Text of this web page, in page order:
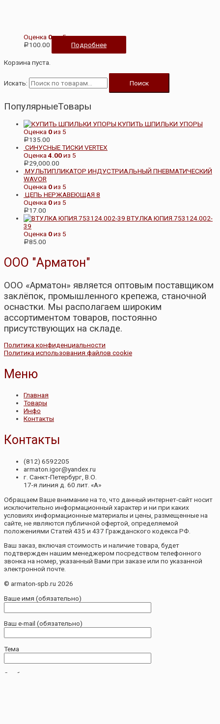
Оценка 0из 5
Р 100.00 Подробнее
Корзина пуста.
Искать: Поиск
ПопулярныеТовары
КУПИТЬ ШПИЛЬКИ УПОРЫ
Оценка 0из 5
Р 135.00
СИНУСНЫЕ ТИСКИ VERTEX
Оценка 4.00из 5
Р 29,000.00
МУЛЬТИПЛИКАТОР ИНДУСТРИАЛЬНЫЙ ПНЕВМАТИЧЕСКИЙ
WAVOR
Оценка 0из 5
ЦЕПЬ НЕРЖАВЕЮЩАЯ 8
Оценка 0из 5
Р 17.00
ВТУЛКА ЮПИЯ.753124.002-
39
Оценка 0из 5
Р85.00
ООО "Арматон"
ООО «Арматон» является оптовым поставщиком
заклёпок, промышленного крепежа, станочной
оснастки. Мы располагаем широким
ассортиментом товаров, постоянно
присутствующих на складе.
Политика конфиденциальности
Политика использования файлов cookie
Меню
Главная
Товары
Инфо
Контакты
Контакты
(812) 6592205
armaton.igor@yandex.ru
г. Санкт-Петербург, В.О.
17-я линия д. 60 лит. «А»
Обращаем Ваше внимание на то, что данный интернет-сайт носит
исключительно информационный характер и ни при каких
условиях информационные материалы и цены, размещенные на
сайте, не являются публичной офертой, определяемой
положениями Статей 435 и 437 Гражданского кодекса РФ.
Ваш заказ, включая стоимость и наличие товара, будет
подтвержден нашим менеджером посредством телефонного
звонка на номер, указанный Вами при заказе или по указанной
электронной почте.
© armaton-spb.ru 2026
Ваше имя (обязательно)
Ваш e-mail (обязательно)
Тема
Сообщение